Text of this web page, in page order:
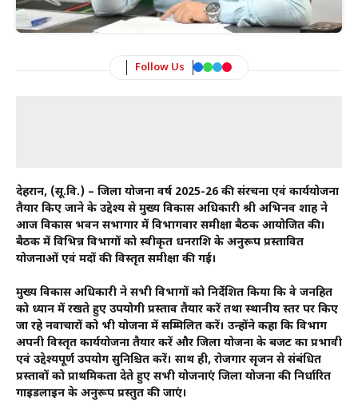
Follow Us
देहरादून, (सू.वि.) – जिला योजना वर्ष 2025-26 की संरचना एवं कार्ययोजना
तैयार किए जाने के उद्देश्य से मुख्य विकास अधिकारी श्री अभिनव शाह ने
आज विकास भवन सभागार में विभागवार समीक्षा बैठक आयोजित की।
बैठक में विभिन्न विभागों को स्वीकृत धनराशि के अनुरूप प्रस्तावित
योजनाओं एवं मदों की विस्तृत समीक्षा की गई।
मुख्य विकास अधिकारी ने सभी विभागों को निर्देशित किया कि वे जनहित
को ध्यान में रखते हुए उपयोगी प्रस्ताव तैयार करें तथा स्थानीय स्तर पर किए
जा रहे नवाचारों को भी योजना में सम्मिलित करें। उन्होंने कहा कि विभाग
अपनी विस्तृत कार्ययोजना तैयार करें और जिला योजना के बजट का प्रभावी
एवं उद्देश्यपूर्ण उपयोग सुनिश्चित करें। साथ ही, रोजगार सृजन से संबंधित
प्रस्तावों को प्राथमिकता देते हुए सभी योजनाएं जिला योजना की निर्धारित
गाइडलाइन के अनुरूप प्रस्तुत की जाएं।